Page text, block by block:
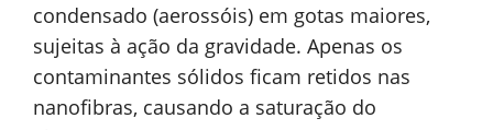
condensado (aerossóis) em gotas maiores,
sujeitas à ação da gravidade. Apenas os
contaminantes sólidos ficam retidos nas
nanofibras, causando a saturação do